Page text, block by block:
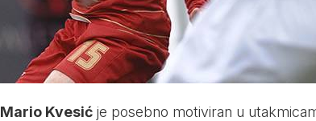
Mario Kvesićje posebno motiviran u